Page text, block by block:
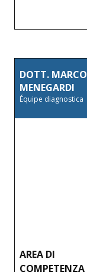
DOTT. MARCO
MENEGARDI
Équipe diagnostica
AREA DI
COMPETENZA